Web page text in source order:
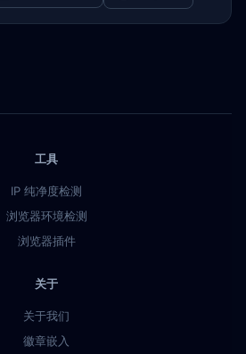
工具
IP 纯净度检测
浏览器环境检测
浏览器插件
关于
关于我们
徽章嵌入